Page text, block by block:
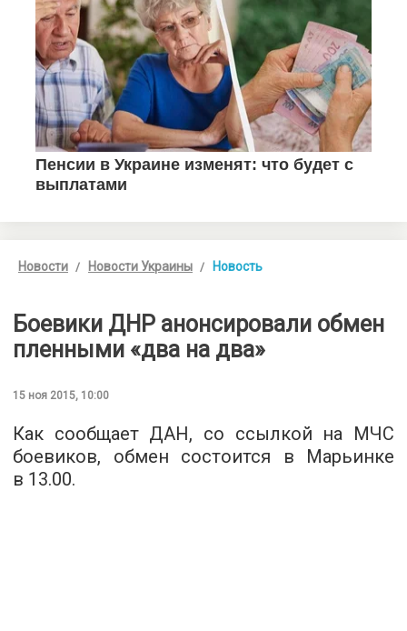
Новости Новости Украины Новость
Боевики ДНР анонсировали обмен
пленными «два на два»
15 ноя 2015, 10:00
Как сообщает ДАН, со ссылкой на МЧС
боевиков, обмен состоится в Марьинке
в 13.00.